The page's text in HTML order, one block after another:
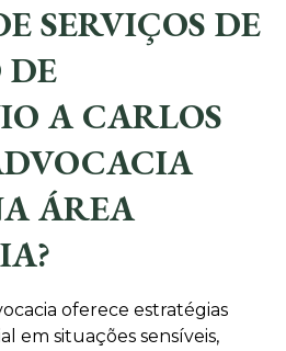
SERVIÇOS DE
DE
A CARLOS
ÁREA
oferece estratégias
em situações sensíveis,